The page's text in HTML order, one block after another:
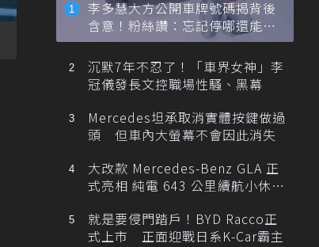
李多慧大方公開車牌號碼揭背後
含意！粉絲讚：忘記停哪還能幫
忙找車
沉默7年不忍了！「車界女神」李
冠儀發長文控職場性騷、黑幕
Mercedes坦承取消實體按鍵做過
頭 但車內大螢幕不會因此消失
大改款 Mercedes-Benz GLA 正
式亮相 純電 643 公里續航小休
就是要侵門踏戶！BYD Racco正
式上市 正面迎戰日系K-Car霸主